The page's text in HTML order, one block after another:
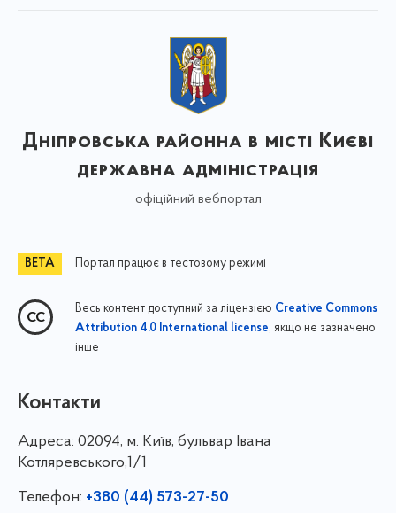
Дніпровська районна в місті Києві
державна адміністрація
офіційний вебпортал
Портал працює в тестовому режимі
Весь контент доступний за ліцензією Creative Commons
Attribution 4.0 International license, якщо не зазначено
інше
Контакти
Адреса: 02094, м. Київ, бульвар Івана
Котляревського,1/1
Телефон: +380 (44) 573-27-50